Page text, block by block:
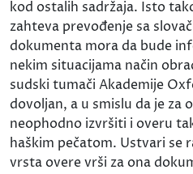
kod ostalih sadržaja. Isto
zahteva prevođenje sa
dokumenta mora da bude
nekim situacijama način
sudski tumači Akademije
dovoljan, a u smislu da je za
neophodno izvršiti i overu
haškim pečatom. Ustvari se
vrsta overe vrši za ona